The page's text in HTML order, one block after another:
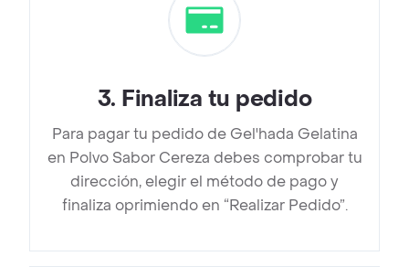
3. Finaliza tu pedido
Para pagar tu pedido de Gel'hada Gelatina
en Polvo Sabor Cereza debes comprobar tu
dirección, elegir el método de pago y
finaliza oprimiendo en “Realizar Pedido”.